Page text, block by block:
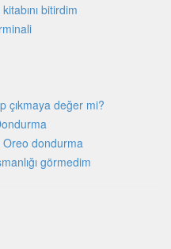
bitirdim
çıkmaya değer mi?
dondurma
görmedim